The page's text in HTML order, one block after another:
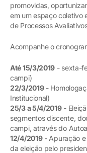
promovidas,
em um espaço coletivo
de Processos
Acompanhe o
Até 15/3/2019 - sexta-
campi)
22/3/2019-
Institucional)
25/3 a 5/4/2019-
segmentos discente,
campi, através do
12/4/2019- Apuração e
da eleição pelo